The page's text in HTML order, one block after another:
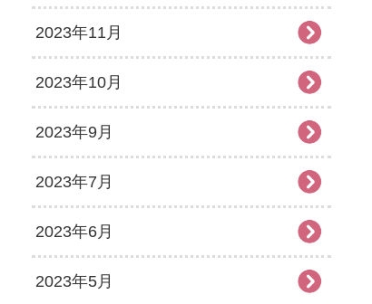
2023年11月
2023年10月
2023年9月
2023年7月
2023年6月
2023年5月